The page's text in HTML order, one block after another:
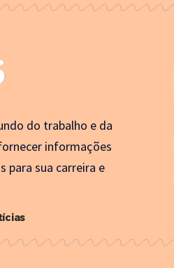
do trabalho e da
informações
para sua carreira e